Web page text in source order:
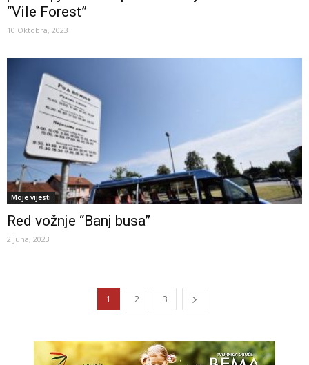
“Vile Forest”
10 Oktobra, 2023
Moje vijesti
Red vožnje “Banj busa”
2 Juna, 2023
1 2 3